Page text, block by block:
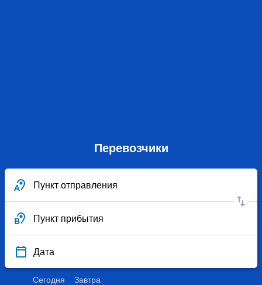
Перевозчики
Пункт отправления
Пункт прибытия
Дата
Сегодня Завтра